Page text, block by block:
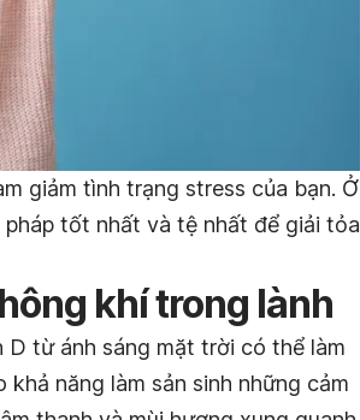
giảm tình trạng stress của bạn. Ở
tốt nhất và tệ nhất để giải tỏa
khí trong lành
từ ánh sáng mặt trời có thể làm
năng làm sản sinh những cảm